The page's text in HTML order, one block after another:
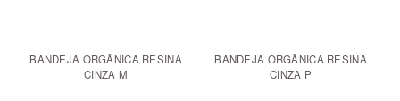
BANDEJA ORGÂNICA RESINA
CINZA M
BANDEJA ORGÂNICA RESINA
CINZA P